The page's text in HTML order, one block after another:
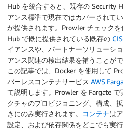
Hub を統合すると、既存の Security
アンス標準で現在ではカバーされて
が提供されます。Prowler チェック
Hub で既に提供されている既存の
イアンスや、パートナーソリューシ
アンス関連の検出結果を補うことがで
この記事では、Docker を使用して
バーレスコンテナサービス AWS
て説明します。Prowler を Fargate
クチャのプロビジョニング、構成、
きにのみ実行されます。
コンテナは
設定、および依存関係をどこでも実